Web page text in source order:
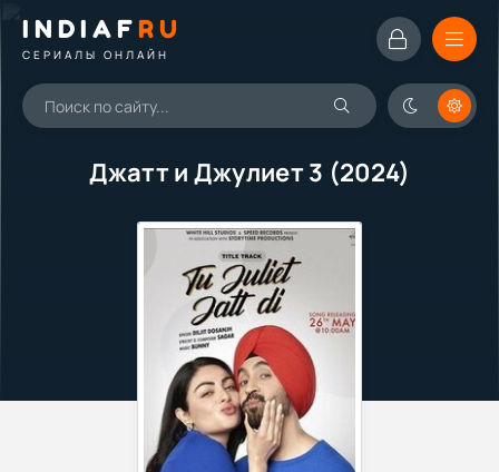
INDIAFRU
СЕРИАЛЫ ОНЛАЙН
Джатт и Джулиет 3 (2024)